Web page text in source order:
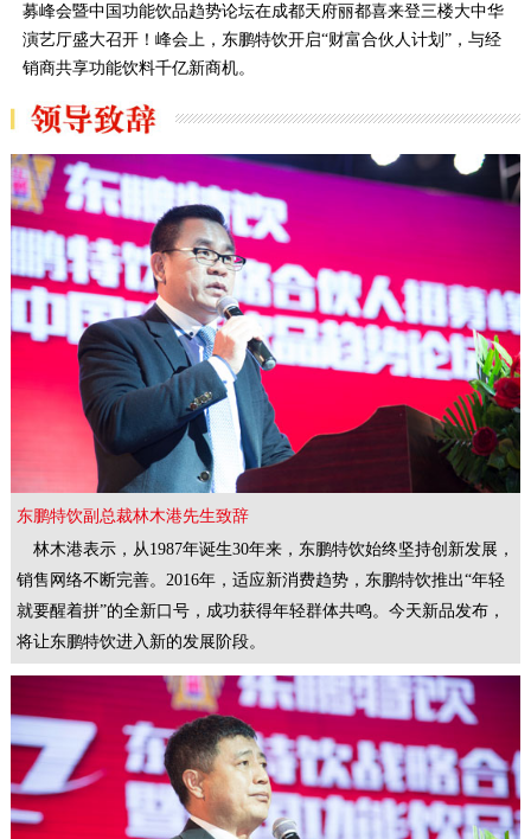
募峰会暨中国功能饮品趋势论坛在成都天府丽都喜来登三楼大中华
演艺厅盛大召开！峰会上，东鹏特饮开启“财富合伙人计划”，与经
销商共享功能饮料千亿新商机。
东鹏特饮副总裁林木港先生致辞
林木港表示，从1987年诞生30年来，东鹏特饮始终坚持创新发展，
销售网络不断完善。2016年，适应新消费趋势，东鹏特饮推出“年轻
就要醒着拼”的全新口号，成功获得年轻群体共鸣。今天新品发布，
将让东鹏特饮进入新的发展阶段。